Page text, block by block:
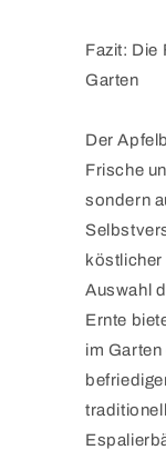
Fazit: Die
Garten
Der
Frische
sondern
köstlicher
Auswahl
Ernte
im